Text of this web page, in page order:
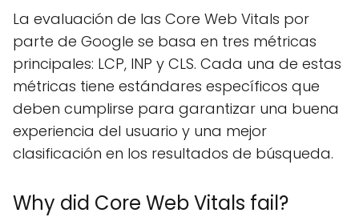
La evaluación de las Core Web Vitals por
parte de Google se basa en tres métricas
principales: LCP, INP y CLS. Cada una de estas
métricas tiene estándares específicos que
deben cumplirse para garantizar una buena
experiencia del usuario y una mejor
clasificación en los resultados de búsqueda.
Why did Core Web Vitals fail?